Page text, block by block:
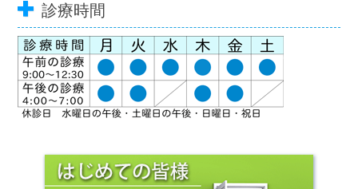
診療時間